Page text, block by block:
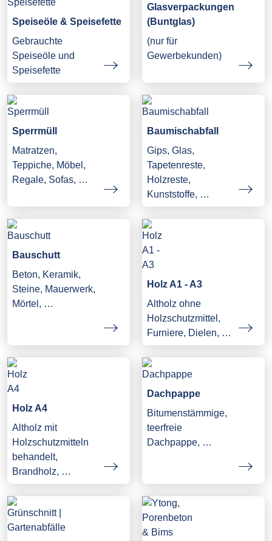
Speiseöle & Speisefette
Gebrauchte
Speiseöle und
Speisefette
Glasverpackungen
(Buntglas)
(nur für
Gewerbekunden)
Sperrmüll
Matratzen,
Teppiche, Möbel,
Regale, Sofas, …
Baumischabfall
Gips, Glas,
Tapetenreste,
Holzreste,
Kunststoffe, …
Bauschutt
Beton, Keramik,
Steine, Mauerwerk,
Mörtel, …
Holz A1 - A3
Altholz ohne
Holzschutzmittel,
Furniere, Dielen, …
Holz A4
Altholz mit
Holzschutzmitteln
behandelt,
Brandholz, …
Dachpappe
Bitumenstämmige,
teerfreie
Dachpappe, …